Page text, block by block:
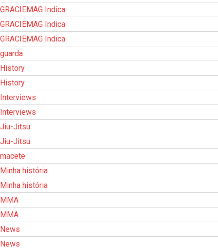
GRACIEMAG Indica
GRACIEMAG Indica
GRACIEMAG Indica
guarda
History
History
Interviews
Interviews
Jiu-Jitsu
Jiu-Jitsu
macete
Minha história
Minha história
MMA
MMA
News
News